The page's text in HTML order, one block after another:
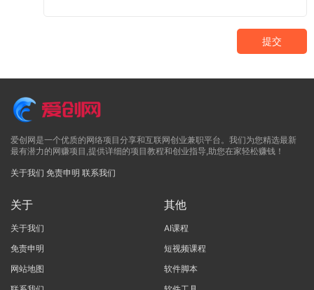
提交
爱创网是一个优质的网络项目分享和互联网创业兼职平台。我们为您精选最新
最有潜力的网赚项目,提供详细的项目教程和创业指导,助您在家轻松赚钱！
关于我们 免责申明 联系我们
关于
关于我们
免责申明
网站地图
其他
AI课程
短视频课程
软件脚本